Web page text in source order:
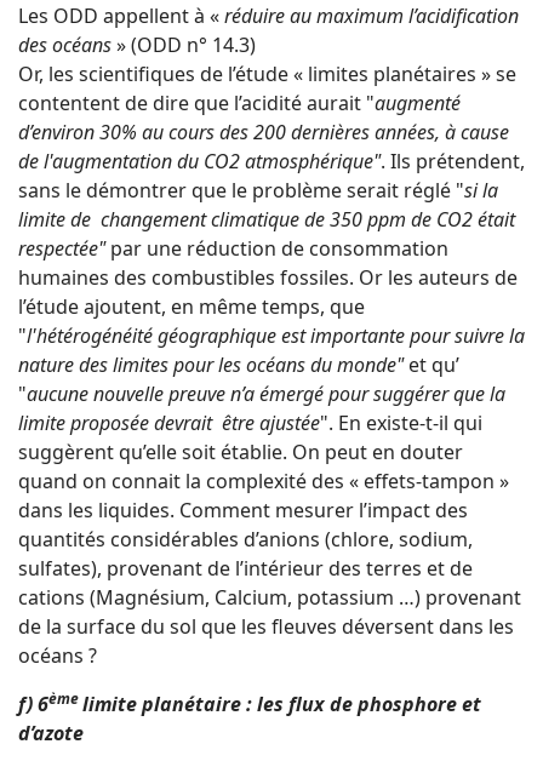
Les ODD appellent à «réduire au maximum l’acidification
des océans» (ODD n° 14.3)
Or, les scientifiques de l’étude « limites planétaires » se
contentent de dire que l’acidité aurait "augmenté
d’environ 30% au cours des 200 dernières années, à cause
de l'augmentation du CO2 atmosphérique". Ils prétendent,
sans le démontrer que le problème serait réglé "si la
limite de changement climatique de 350 ppm de CO2 était
respectée"par une réduction de consommation
humaines des combustibles fossiles. Or les auteurs de
l’étude ajoutent, en même temps, que
"l'hétérogénéité géographique est importante pour suivre la
nature des limites pour les océans du monde"et qu’
"aucune nouvelle preuve n’a émergé pour suggérer que la
limite proposée devrait être ajustée". En existe-t-il qui
suggèrent qu’elle soit établie. On peut en douter
quand on connait la complexité des « effets-tampon »
dans les liquides. Comment mesurer l’impact des
quantités considérables d’anions (chlore, sodium,
sulfates), provenant de l’intérieur des terres et de
cations (Magnésium, Calcium, potassium …) provenant
de la surface du sol que les fleuves déversent dans les
océans ?
f) 6èmelimite planétaire : les flux de phosphore et
d’azote